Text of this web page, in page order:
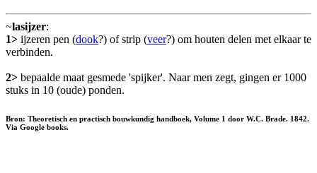
~lasijzer:
1> ijzeren pen (dook?) of strip (veer?) om houten delen met elkaar te
verbinden.
2> bepaalde maat gesmede 'spijker'. Naar men zegt, gingen er 1000
stuks in 10 (oude) ponden.
Bron: Theoretisch en practisch bouwkundig handboek, Volume 1 door W.C. Brade. 1842.
Via Google books.